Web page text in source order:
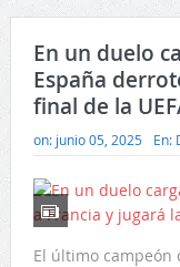
En un duelo
España
final de la
on: junio 05, 2025 En:
El último campeón